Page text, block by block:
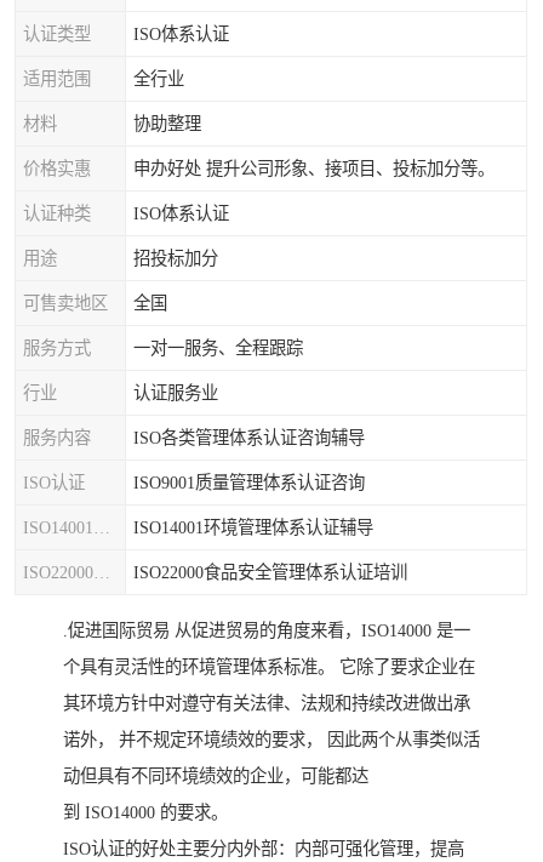
认证类型 ISO体系认证
适用范围 全行业
材料 协助整理
价格实惠 申办好处 提升公司形象、接项目、投标加分等。
认证种类 ISO体系认证
用途 招投标加分
可售卖地区 全国
服务方式 一对一服务、全程跟踪
行业 认证服务业
服务内容 ISO各类管理体系认证咨询辅导
ISO认证 ISO9001质量管理体系认证咨询
ISO14001环境管理体系认证辅导
ISO22000食品安全管理体系认证培训
.促进国际贸易 从促进贸易的角度来看，ISO14000 是一
个具有灵活性的环境管理体系标准。 它除了要求企业在
其环境方针中对遵守有关法律、法规和持续改进做出承
诺外， 并不规定环境绩效的要求， 因此两个从事类似活
动但具有不同环境绩效的企业，可能都达
到 ISO14000 的要求。
ISO认证的好处主要分内外部：内部可强化管理，提高